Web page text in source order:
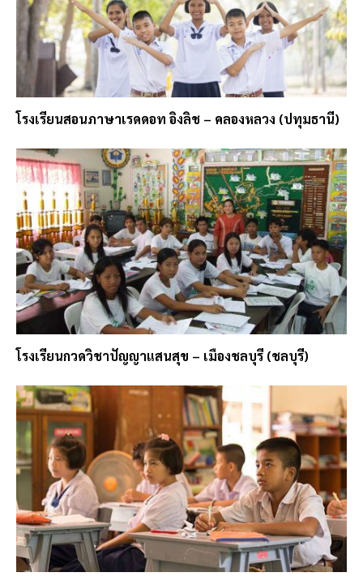
โรงเรียนสอนภาษาเรดดอท อิงลิช – คลองหลวง (ปทุมธานี)
โรงเรียนกวดวิชาปัญญาแสนสุข – เมืองชลบุรี (ชลบุรี)